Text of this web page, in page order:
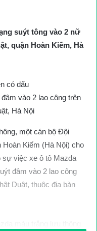
suýt tông vào 2 nữ
quận Hoàn Kiếm, Hà
vào 2 lao công trên
Hà Nội
một cán bộ Đội
Kiếm (Hà Nội) cho
sự việc xe ô tô Mazda
đâm vào 2 lao công
Duật, thuộc địa bàn